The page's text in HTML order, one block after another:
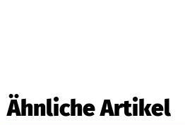
Ähnliche Artikel